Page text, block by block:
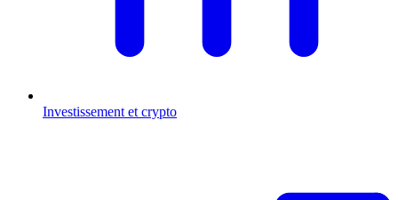
Investissement et crypto